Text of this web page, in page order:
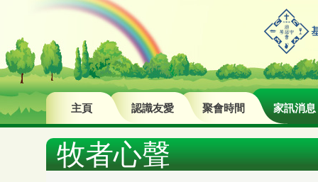
主頁 認識友愛 聚會時間 家訊消息
牧者心聲